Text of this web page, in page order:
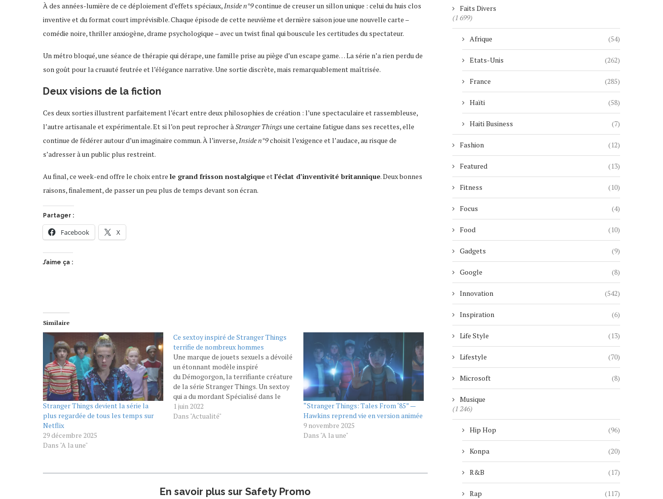
À des années-lumière de ce déploiement d’effets spéciaux, Inside n°9continue de creuser un sillon unique : celui du huis clos
inventive et du format court imprévisible. Chaque épisode de cette neuvième et dernière saison joue une nouvelle carte –
comédie noire, thriller anxiogène, drame psychologique – avec un twist final qui bouscule les certitudes du spectateur.
Un métro bloqué, une séance de thérapie qui dérape, une famille prise au piège d’un escape game… La série n’a rien perdu de
son goût pour la cruauté feutrée et l’élégance narrative. Une sortie discrète, mais remarquablement maîtrisée.
Deux visions de la fiction
Ces deux sorties illustrent parfaitement l’écart entre deux philosophies de création : l’une spectaculaire et rassembleuse,
l’autre artisanale et expérimentale. Et si l’on peut reprocher à Stranger Thingsune certaine fatigue dans ses recettes, elle
continue de fédérer autour d’un imaginaire commun. À l’inverse, Inside n°9choisit l’exigence et l’audace, au risque de
s’adresser à un public plus restreint.
Au final, ce week-end offre le choix entre le grand frisson nostalgiqueetl’éclat d’inventivité britannique. Deux bonnes
raisons, finalement, de passer un peu plus de temps devant son écran.
Partager :
Facebook X
J’aime ça :
Similaire
Stranger Things devient la série la
plus regardée de tous les temps sur
Netflix
29 décembre 2025
Dans "A la une"
Ce sextoy inspiré de Stranger Things
terrifie de nombreux hommes
Une marque de jouets sexuels a dévoilé
un étonnant modèle inspiré
du Démogorgon, la terrifiante créature
de la série Stranger Things. Un sextoy
qui a du mordant Spécialisé dans le
domaine, Fleshlight s’est donc inspiré
de ce monstre pour créer un sextoy et
1 juin 2022
Dans "Actualité"
“Stranger Things: Tales From ‘85” —
Hawkins reprend vie en version animée
9 novembre 2025
Dans "A la une"
En savoir plus sur Safety Promo
Faits Divers
(1 699)
Afrique (54)
Etats-Unis (262)
France (285)
Haïti (58)
Haiti Business (7)
Fashion (12)
Featured (13)
Fitness (10)
Focus (4)
Food (10)
Gadgets (9)
Google (8)
Innovation (542)
Inspiration (6)
Life Style (13)
Lifestyle (70)
Microsoft (8)
Musique
(1 246)
Hip Hop (96)
Konpa (20)
R&B (17)
Rap (117)